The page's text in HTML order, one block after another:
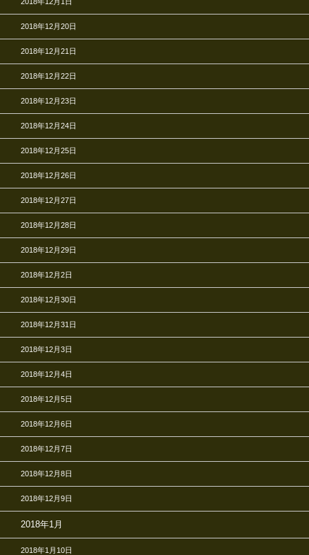
2018年12月20日
2018年12月21日
2018年12月22日
2018年12月23日
2018年12月24日
2018年12月25日
2018年12月26日
2018年12月27日
2018年12月28日
2018年12月29日
2018年12月2日
2018年12月30日
2018年12月31日
2018年12月3日
2018年12月4日
2018年12月5日
2018年12月6日
2018年12月7日
2018年12月8日
2018年12月9日
2018年1月
2018年1月10日